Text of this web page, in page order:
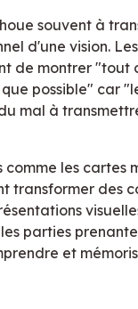
souvent à
d'une vision. Les
de montrer "tout
possible" car
mal à
transformer des
parties
et